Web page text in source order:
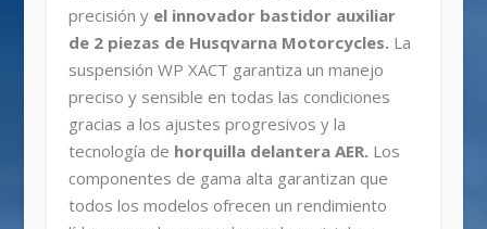
precisión y el innovador bastidor auxiliar
de 2 piezas de Husqvarna Motorcycles. La
suspensión WP XACT garantiza un manejo
preciso y sensible en todas las condiciones
gracias a los ajustes progresivos y la
tecnología de horquilla delantera AER. Los
componentes de gama alta garantizan que
todos los modelos ofrecen un rendimiento